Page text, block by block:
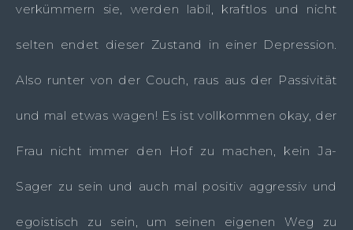
verkümmern sie, werden labil, kraftlos und nicht
selten endet dieser Zustand in einer Depression.
Also runter von der Couch, raus aus der Passivität
und mal etwas wagen! Es ist vollkommen okay, der
Frau nicht immer den Hof zu machen, kein Ja-
Sager zu sein und auch mal positiv aggressiv und
egoistisch zu sein, um seinen eigenen Weg zu